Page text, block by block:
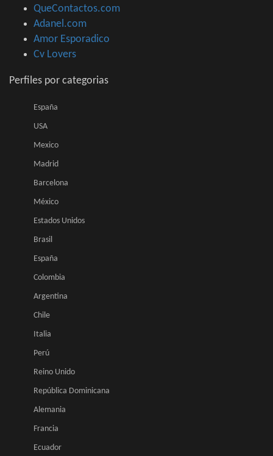
QueContactos.com
Adanel.com
Amor Esporadico
Cv Lovers
Perfiles por categorias
España
USA
Mexico
Madrid
Barcelona
México
Estados Unidos
Brasil
España
Colombia
Argentina
Chile
Italia
Perú
Reino Unido
República Dominicana
Alemania
Francia
Ecuador